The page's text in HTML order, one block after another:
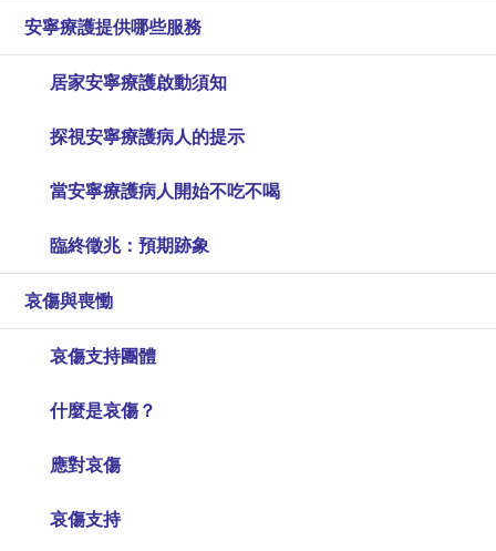
安寧療護提供哪些服務
居家安寧療護啟動須知
探視安寧療護病人的提示
當安寧療護病人開始不吃不喝
臨終徵兆：預期跡象
哀傷與喪慟
哀傷支持團體
什麼是哀傷？
應對哀傷
哀傷支持